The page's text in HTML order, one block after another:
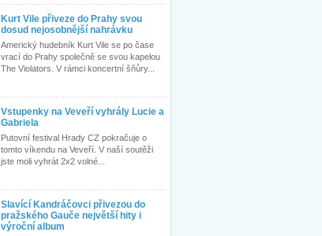
Kurt Vile přiveze do Prahy svou
dosud nejosobnější nahrávku
Americký hudebník Kurt Vile se po čase
vrací do Prahy společně se svou kapelou
The Violators. V rámci koncertní šňůry...
Vstupenky na Veveří vyhrály Lucie a
Gabriela
Putovní festival Hrady CZ pokračuje o
tomto víkendu na Veveří. V naší soutěži
jste moli vyhrát 2x2 volné...
Slavící Kandráčovci přivezou do
pražského Gauče největší hity i
výroční album